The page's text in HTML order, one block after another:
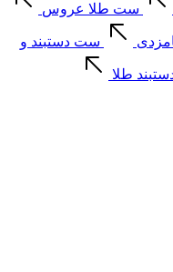
ست طلا عروس
ست دستبند و
طلا